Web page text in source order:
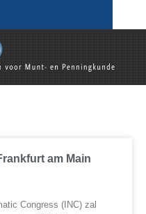
voor Munt- en
am Main
Congress (INC) zal